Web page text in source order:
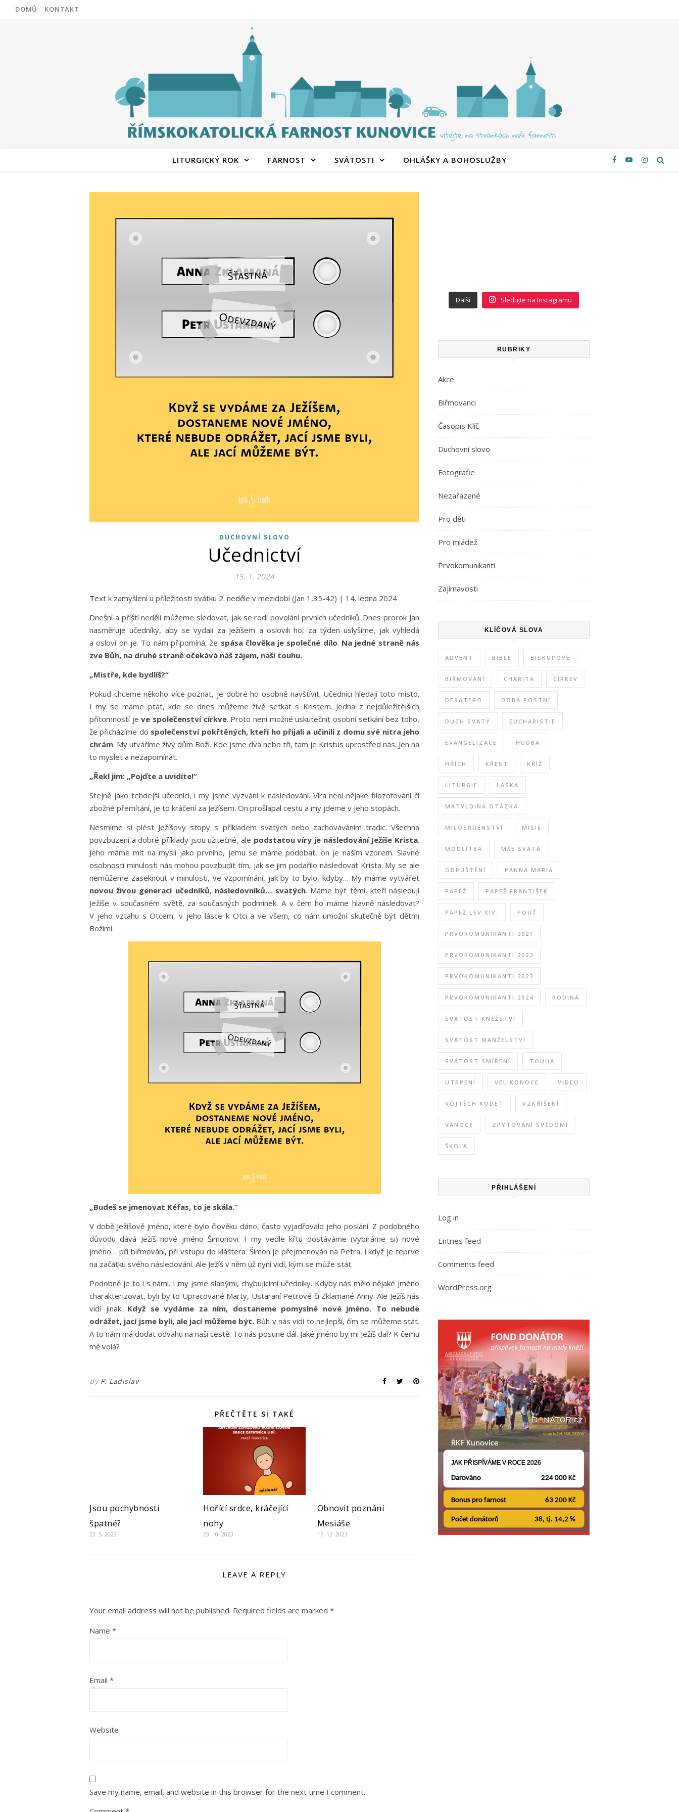
DOMŮ KONTAKT
LITURGICKÝ ROK FARNOST SVÁTOSTI OHLÁŠKY A BOHOSLUŽBY
DUCHOVNÍ SLOVO
Učednictví
15. 1. 2024
Text k zamyšlení u příležitosti svátku 2. neděle v mezidobí (Jan 1,35-42) | 14. ledna 2024
Dnešní a příští neděli můžeme sledovat, jak se rodí povolání prvních učedníků. Dnes prorok Jan
nasměruje učedníky, aby se vydali za Ježíšem a oslovili ho, za týden uslyšíme, jak vyhledá
a osloví on je. To nám připomíná, že spása člověka je společné dílo. Na jedné straně nás
zve Bůh, na druhé straně očekává náš zájem, naši touhu.
„Mistře, kde bydlíš?“
Pokud chceme někoho více poznat, je dobré ho osobně navštívit. Učedníci hledají toto místo.
I my se máme ptát, kde se dnes můžeme živě setkat s Kristem. Jedna z nejdůležitějších
přítomností jeve společenství církve. Proto není možné uskutečnit osobní setkání bez toho,
že přicházíme do společenství pokřtěných, kteří ho přijali a učinili z domu své nitra jeho
chrám. My utváříme živý dům Boží. Kde jsme dva nebo tři, tam je Kristus uprostřed nás. Jen na
to myslet a nezapomínat.
„Řekl jim: „Pojďte a uvidíte!“
Stejně jako tehdejší učedníci, i my jsme vyzváni k následování. Víra není nějaké filozofování či
zbožné přemítání, je to kráčení za Ježíšem. On prošlapal cestu a my jdeme v jeho stopách.
Nesmíme si plést Ježíšovy stopy s příkladem svatých nebo zachováváním tradic. Všechna
povzbuzení a dobré příklady jsou užitečné, ale podstatou víry je následování Ježíše Krista.
Jeho máme mít na mysli jako prvního, jemu se máme podobat, on je naším vzorem. Slavné
osobnosti minulosti nás mohou povzbudit tím, jak se jim podařilo následovat Krista. My se ale
nemůžeme zaseknout v minulosti, ve vzpomínání, jak by to bylo, kdyby… My máme vytvářet
novou živou generaci učedníků, následovníků… svatých. Máme být těmi, kteří následují
Ježíše v současném světě, za současných podmínek. A v čem ho máme hlavně následovat?
V jeho vztahu s Otcem, v jeho lásce k Otci a ve všem, co nám umožní skutečně být dětmi
Božími.
„Budeš se jmenovat Kéfas, to je skála.“
V době Ježíšově jméno, které bylo člověku dáno, často vyjadřovalo jeho poslání. Z podobného
důvodu dává Ježíš nové jméno Šimonovi. I my vedle křtu dostáváme (vybíráme si) nové
jméno… při biřmování, při vstupu do kláštera. Šimon je přejmenován na Petra, i když je teprve
na začátku svého následování. Ale Ježíš v něm už nyní vidí, kým se může stát.
Podobně je to i s námi. I my jsme slabými, chybujícími učedníky. Kdyby nás mělo nějaké jméno
charakterizovat, byli by to Upracované Marty, Ustaraní Petrové či Zklamané Anny. Ale Ježíš nás
vidí jinak. Když se vydáme za ním, dostaneme pomyslné nové jméno. To nebude
odrážet, jací jsme byli, ale jací můžeme být. Bůh v nás vidí to nejlepší, čím se můžeme stát.
A to nám má dodat odvahu na naší cestě. To nás posune dál. Jaké jméno by mi Ježíš dal? K čemu
mě volá?
By P. Ladislav
PŘEČTĚTE SI TAKÉ
Jsou pochybnosti
špatné?
23. 5. 2023
Hořící srdce, kráčející
nohy
23. 10. 2023
Obnovit poznání
Mesiáše
15. 12. 2023
LEAVE A REPLY
Your email address will not be published. Required fields are marked *
Name *
Email *
Website
Save my name, email, and website in this browser for the next time I comment.
Další Sledujte na Instagramu
RUBRIKY
Akce
Biřmovanci
Časopis Klíč
Duchovní slovo
Fotografie
Nezařazené
Pro děti
Pro mládež
Prvokomunikanti
Zajímavosti
KLÍČOVÁ SLOVA
ADVENT BIBLE BISKUPOVÉ
BIŘMOVÁNÍ CHARITA CÍRKEV
DESATERO DOBA POSTNÍ
DUCH SVATÝ EUCHARISTIE
EVANGELIZACE HUDBA
HŘÍCH KŘEST KŘÍŽ
LITURGIE LÁSKA
MATYLDINA OTÁZKA
MILOSRDENSTVÍ MISIE
MODLITBA MŠE SVATÁ
ODPUŠTĚNÍ PANNA MARIA
PAPEŽ PAPEŽ FRANTIŠEK
PAPEŽ LEV XIV. POUŤ
PRVOKOMUNIKANTI 2021
PRVOKOMUNIKANTI 2022
PRVOKOMUNIKANTI 2023
PRVOKOMUNIKANTI 2024 RODINA
SVÁTOST KNĚŽSTVÍ
SVÁTOST MANŽELSTVÍ
SVÁTOST SMÍŘENÍ TOUHA
UTRPENÍ VELIKONOCE VIDEO
VOJTĚCH KODET VZKŘÍŠENÍ
VÁNOCE ZPYTOVÁNÍ SVĚDOMÍ
ŠKOLA
PŘIHLÁŠENÍ
Log in
Entries feed
Comments feed
WordPress.org